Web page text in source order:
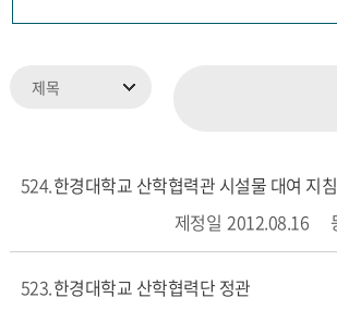
524 한경대학교 산학협력관 시설물 대여 지침
2012.08.16
523 한경대학교 산학협력단 정관